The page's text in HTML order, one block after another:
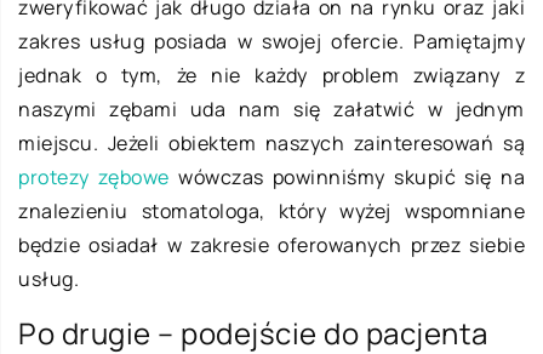
zweryfikować jak długo działa on na rynku oraz jaki
zakres usług posiada w swojej ofercie. Pamiętajmy
jednak o tym, że nie każdy problem związany z
naszymi zębami uda nam się załatwić w jednym
miejscu. Jeżeli obiektem naszych zainteresowań są
protezy zębowe wówczas powinniśmy skupić się na
znalezieniu stomatologa, który wyżej wspomniane
będzie osiadał w zakresie oferowanych przez siebie
usług.
Po drugie – podejście do pacjenta